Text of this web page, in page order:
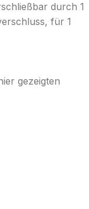
durch 1
für 1
gezeigten